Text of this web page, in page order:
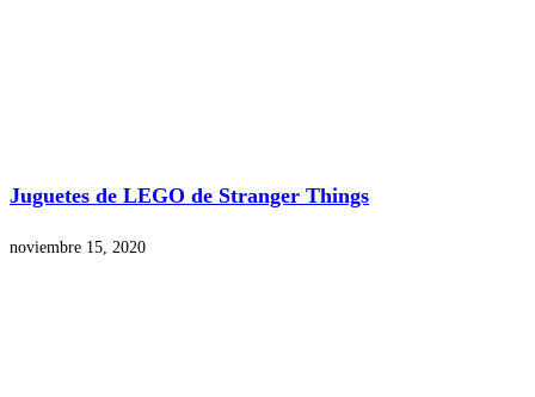
Juguetes de LEGO de Stranger Things
noviembre 15, 2020